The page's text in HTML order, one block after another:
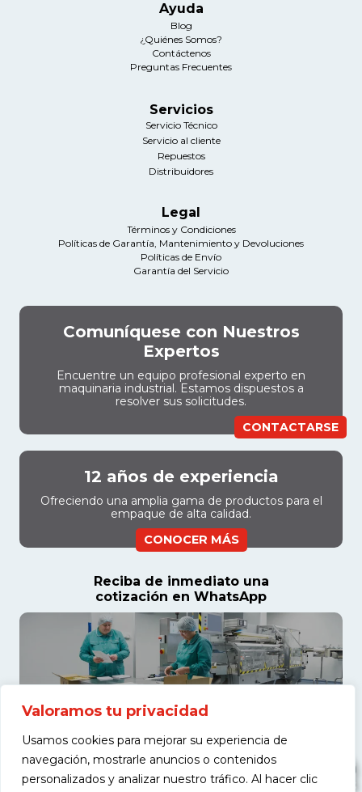
Valoramos tu privacidad
Usamos cookies para mejorar su experiencia de
navegación, mostrarle anuncios o contenidos
personalizados y analizar nuestro tráfico. Al hacer clic
Ayuda
Blog
¿Quiénes Somos?
Contáctenos
Preguntas Frecuentes
Servicios
Servicio Técnico
Servicio al cliente
Repuestos
Distribuidores
Legal
Términos y Condiciones
Políticas de Garantía, Mantenimiento y Devoluciones
Políticas de Envío
Garantía del Servicio
Comuníquese con Nuestros
Expertos
Encuentre un equipo profesional experto en
maquinaria industrial. Estamos dispuestos a
resolver sus solicitudes.
CONTACTARSE
12 años de experiencia
Ofreciendo una amplia gama de productos para el
empaque de alta calidad.
CONOCER MÁS
Reciba de inmediato una
cotización en WhatsApp